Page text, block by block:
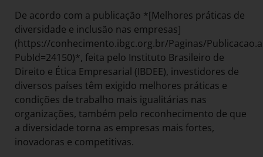
De acordo com a publicação *[Melhores práticas de
diversidade e inclusão nas empresas]
(https://conhecimento.ibgc.org.br/Paginas/
PubId=24150)*, feita pelo Instituto Brasileiro de
Direito e Ética Empresarial (IBDEE), investidores de
diversos países têm exigido melhores práticas e
condições de trabalho mais igualitárias nas
organizações, também pelo reconhecimento de que
a diversidade torna as empresas mais fortes,
inovadoras e competitivas.